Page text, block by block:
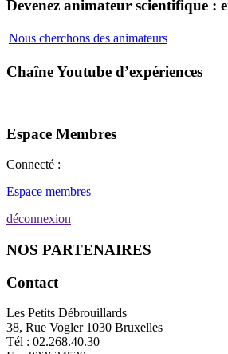
Devenez animateur scientifique :
Nous cherchons des animateurs
Chaîne Youtube d’expériences
Espace Membres
Connecté :
Espace membres
déconnexion
NOS PARTENAIRES
Contact
Les Petits Débrouillards
38, Rue Vogler 1030 Bruxelles
Tél : 02.268.40.30